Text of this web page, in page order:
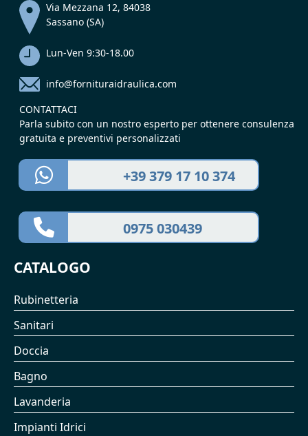
Via Mezzana 12, 84038
Sassano (SA)
Lun-Ven 9:30-18.00
info@fornituraidraulica.com
CONTATTACI
Parla subito con un nostro esperto per ottenere consulenza
gratuita e preventivi personalizzati
+39 379 17 10 374
0975 030439
CATALOGO
Rubinetteria
Sanitari
Doccia
Bagno
Lavanderia
Impianti Idrici